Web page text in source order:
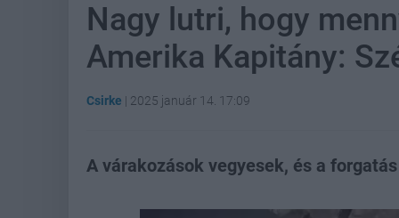
Nagy lutri, hogy
Amerika Kapitány:
Csirke | 2025 január 14. 17:09
A várakozások vegyesek, és a